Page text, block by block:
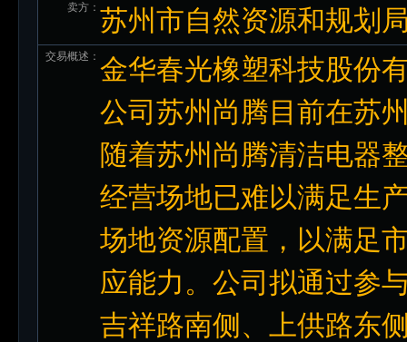
卖方： 苏州市自然资源和规划
交易概述： 金华春光橡塑科技股份
公司苏州尚腾目前在苏
随着苏州尚腾清洁电器
经营场地已难以满足生
场地资源配置，以满足
应能力。公司拟通过参
吉祥路南侧、上供路东